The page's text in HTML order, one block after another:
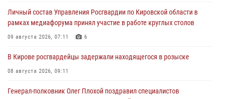
Личный состав Управления Росгвардии по Кировской области в
рамках медиафорума принял участие в работе круглых столов
09 августа 2026, 07:11 6
В Кирове росгвардейцы задержали находящегося в розыске
08 августа 2026, 09:11
Генерал-полковник Олег Плохой поздравил специалистов